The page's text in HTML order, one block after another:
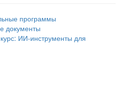
программы
документы
ИИ‑инструменты для